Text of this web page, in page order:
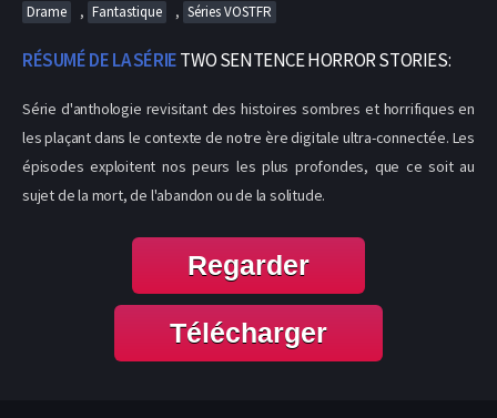
Drame , Fantastique , Séries VOSTFR
RÉSUMÉ DE LA SÉRIETWO SENTENCE HORROR STORIES:
Série d'anthologie revisitant des histoires sombres et horrifiques en
les plaçant dans le contexte de notre ère digitale ultra-connectée. Les
épisodes exploitent nos peurs les plus profondes, que ce soit au
sujet de la mort, de l'abandon ou de la solitude.
Regarder
Télécharger